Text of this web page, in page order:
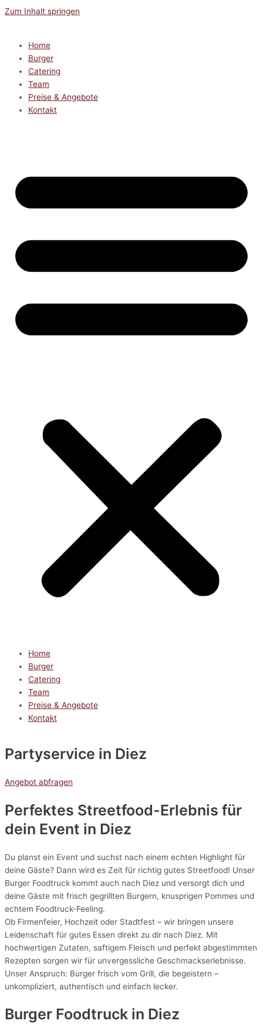
Zum Inhalt springen
Home
Burger
Catering
Team
Preise & Angebote
Kontakt
Home
Burger
Catering
Team
Preise & Angebote
Kontakt
Partyservice in Diez
Angebot abfragen
Perfektes Streetfood-Erlebnis für
dein Event in Diez
Du planst ein Event und suchst nach einem echten Highlight für
deine Gäste? Dann wird es Zeit für richtig gutes Streetfood! Unser
Burger Foodtruck kommt auch nach Diez und versorgt dich und
deine Gäste mit frisch gegrillten Burgern, knusprigen Pommes und
echtem Foodtruck-Feeling.
Ob Firmenfeier, Hochzeit oder Stadtfest – wir bringen unsere
Leidenschaft für gutes Essen direkt zu dir nach Diez. Mit
hochwertigen Zutaten, saftigem Fleisch und perfekt abgestimmten
Rezepten sorgen wir für unvergessliche Geschmackserlebnisse.
Unser Anspruch: Burger frisch vom Grill, die begeistern –
unkompliziert, authentisch und einfach lecker.
Burger Foodtruck in Diez